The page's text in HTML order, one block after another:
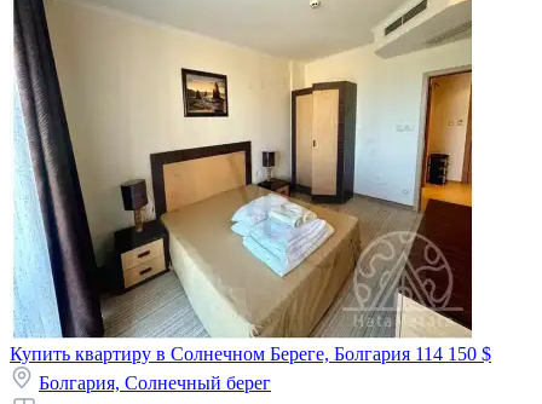
Купить квартиру в Солнечном Береге, Болгария 114 150 $
Болгария, Солнечный берег